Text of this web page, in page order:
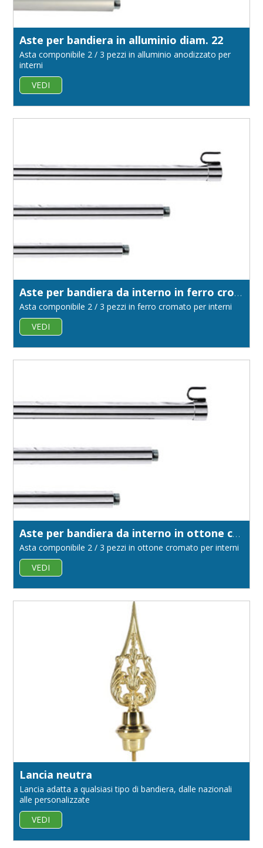
Aste per bandiera in alluminio diam. 22
Asta componibile 2 / 3 pezzi in alluminio anodizzato per
interni
VEDI
Aste per bandiera da interno in ferro cromato diametro 22
Asta componibile 2 / 3 pezzi in ferro cromato per interni
VEDI
Aste per bandiera da interno in ottone cromato diametro 22
Asta componibile 2 / 3 pezzi in ottone cromato per interni
VEDI
Lancia neutra
Lancia adatta a qualsiasi tipo di bandiera, dalle nazionali
alle personalizzate
VEDI